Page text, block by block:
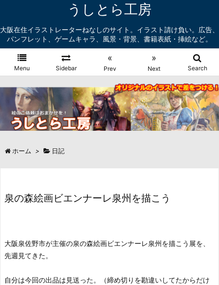
うしとら工房
大阪在住イラストレーターねなしのサイト。イラスト請け負い。広告、
パンフレット、ゲームキャラ、風景・背景、書籍表紙・挿絵など。
Menu Sidebar
«
Prev
»
Next Search
ホーム > 日記
泉の森絵画ビエンナーレ泉州を描こう
大阪泉佐野市が主催の泉の森絵画ビエンナーレ泉州を描こう展を、
先週見てきた。
自分は今回の出品は見送った。（締め切りを勘違いしてたからだけ